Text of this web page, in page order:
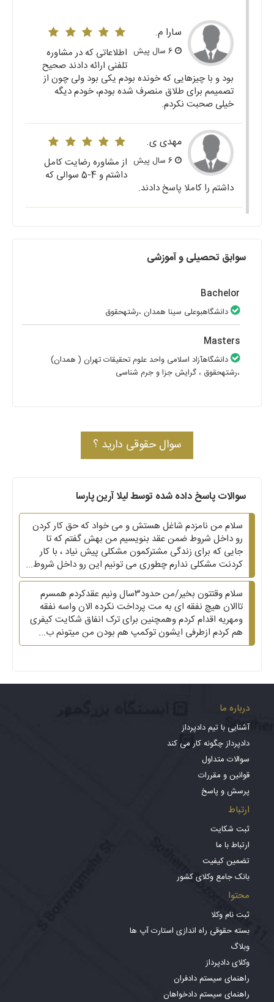
سارا م.
اطلاعاتی که در مشاوره
تلفنی ارائه دادند صحیح
بود و با چیزهایی که خونده بودم یکی بود ولی چون از
تصمیمم برای طلاق منصرف شده بودم، خودم دیگه
خیلی صحبت نکردم.
مهدی ی.
از مشاوره رضایت کامل
داشتم و 4-5 سوالی که
داشتم را کاملا پاسخ دادند.
سوابق تحصیلی و آموزشی
Bachelor
دانشگاهبوعلی سینا همدان ،رشتهحقوق
Masters
دانشگاهآزاد اسلامی واحد علوم تحقیقات تهران ( همدان)
،رشتهحقوق ، گرایش جزا و جرم شناسی
سوال حقوقی دارید ؟
سوالات پاسخ داده شده توسط لیلا آرین پارسا
سلام من نامزدم شاغل هستش و می خواد که حق کار کردن
رو داخل شروط ضمن عقد بنویسیم من بهش گفتم که تا
جایی که برای زندگی مشترکمون مشکلی پیش نیاد ، با کار
کردنت مشکلی ندارم چطوری می تونیم این رو داخل شروط...
سلام وقتتون بخیر/من حدود۳سال ونیم عقدکردم همسرم
تاالان هیچ نفقه ای به مت پرداخت نکرده الان واسه نفقه
ومهریه اقدام کردم وهمچنین برای ترک انفاق شکایت کیفری
هم کردم ازطرفی ایشون توکمپ هم بودن من میتونم ب...
درباره ما
آشنایی با تیم دادپرداز
دادپرداز چگونه کار می کند
سوالات متداول
قوانین و مقررات
پرسش و پاسخ
ارتباط
ثبت شکایت
ارتباط با ما
تضمین کیفیت
بانک جامع وکلای کشور
محتوا
ثبت نام وکلا
بسته حقوقی راه اندازی استارت آپ ها
وبلاگ
وکلای دادپرداز
راهنمای سیستم دادفران
راهنمای سیستم دادخواهان